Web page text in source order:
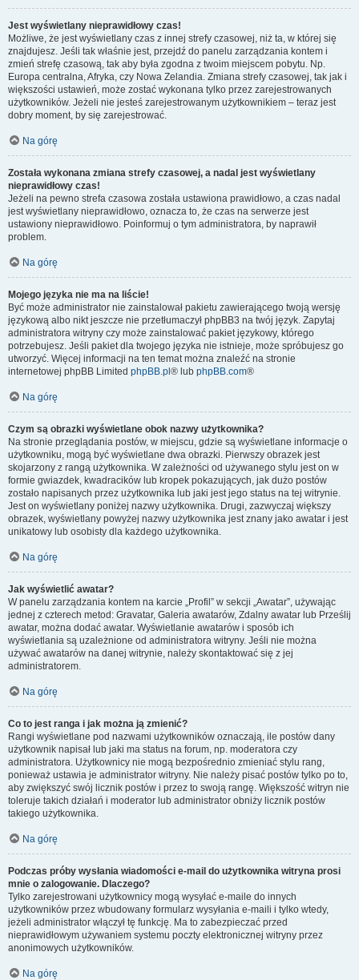
Jest wyświetlany nieprawidłowy czas!
Możliwe, że jest wyświetlany czas z innej strefy czasowej, niż ta, w której się
znajdujesz. Jeśli tak właśnie jest, przejdź do panelu zarządzania kontem i
zmień strefę czasową, tak aby była zgodna z twoim miejscem pobytu. Np.
Europa centralna, Afryka, czy Nowa Zelandia. Zmiana strefy czasowej, tak jak i
większości ustawień, może zostać wykonana tylko przez zarejestrowanych
użytkowników. Jeżeli nie jesteś zarejestrowanym użytkownikiem – teraz jest
dobry moment, by się zarejestrować.
Na górę
Została wykonana zmiana strefy czasowej, a nadal jest wyświetlany
nieprawidłowy czas!
Jeżeli na pewno strefa czasowa została ustawiona prawidłowo, a czas nadal
jest wyświetlany nieprawidłowo, oznacza to, że czas na serwerze jest
ustawiony nieprawidłowo. Poinformuj o tym administratora, by naprawił
problem.
Na górę
Mojego języka nie ma na liście!
Być może administrator nie zainstalował pakietu zawierającego twoją wersję
językową albo nikt jeszcze nie przetłumaczył phpBB3 na twój język. Zapytaj
administratora witryny czy może zainstalować pakiet językowy, którego
potrzebujesz. Jeśli pakiet dla twojego języka nie istnieje, może spróbujesz go
utworzyć. Więcej informacji na ten temat można znaleźć na stronie
internetowej phpBB Limited phpBB.pl® lub phpBB.com®
Na górę
Czym są obrazki wyświetlane obok nazwy użytkownika?
Na stronie przeglądania postów, w miejscu, gdzie są wyświetlane informacje o
użytkowniku, mogą być wyświetlane dwa obrazki. Pierwszy obrazek jest
skojarzony z rangą użytkownika. W zależności od używanego stylu jest on w
formie gwiazdek, kwadracików lub kropek pokazujących, jak dużo postów
zostało napisanych przez użytkownika lub jaki jest jego status na tej witrynie.
Jest on wyświetlany poniżej nazwy użytkownika. Drugi, zazwyczaj większy
obrazek, wyświetlany powyżej nazwy użytkownika jest znany jako awatar i jest
unikatowy lub osobisty dla każdego użytkownika.
Na górę
Jak wyświetlić awatar?
W panelu zarządzania kontem na karcie „Profil” w sekcji „Awatar”, używając
jednej z czterech metod: Gravatar, Galeria awatarów, Zdalny awatar lub Prześlij
awatar, można dodać awatar. Wyświetlanie awatarów i sposób ich
wyświetlania są uzależnione od administratora witryny. Jeśli nie można
używać awatarów na danej witrynie, należy skontaktować się z jej
administratorem.
Na górę
Co to jest ranga i jak można ją zmienić?
Rangi wyświetlane pod nazwami użytkowników oznaczają, ile postów dany
użytkownik napisał lub jaki ma status na forum, np. moderatora czy
administratora. Użytkownicy nie mogą bezpośrednio zmieniać stylu rang,
ponieważ ustawia je administrator witryny. Nie należy pisać postów tylko po to,
aby zwiększyć swój licznik postów i przez to swoją rangę. Większość witryn nie
toleruje takich działań i moderator lub administrator obniży licznik postów
takiego użytkownika.
Na górę
Podczas próby wysłania wiadomości e-mail do użytkownika witryna prosi
mnie o zalogowanie. Dlaczego?
Tylko zarejestrowani użytkownicy mogą wysyłać e-maile do innych
użytkowników przez wbudowany formularz wysyłania e-maili i tylko wtedy,
jeżeli administrator włączył tę funkcję. Ma to zabezpieczać przed
nieprawidłowym używaniem systemu poczty elektronicznej witryny przez
anonimowych użytkowników.
Na górę